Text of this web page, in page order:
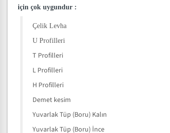
için çok uygundur :
Çelik Levha
U Profilleri
T Profilleri
L Profilleri
H Profilleri
Demet kesim
Yuvarlak Tüp (Boru) Kalın
Yuvarlak Tüp (Boru) İnce